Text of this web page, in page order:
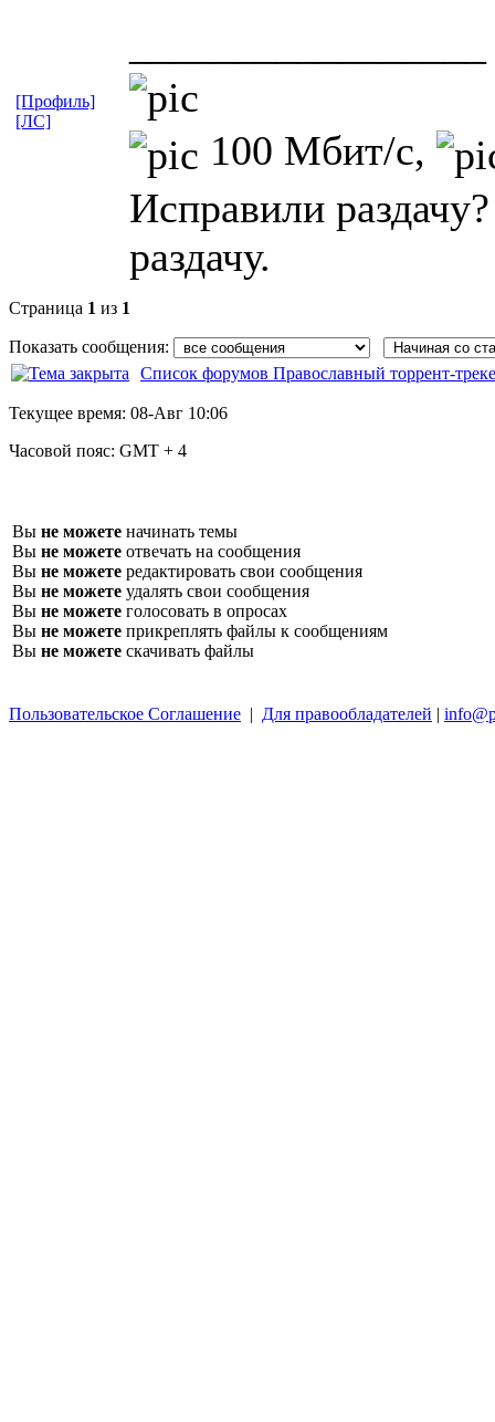
100 Мбит/с,
Исправили
раздачу.
[Профиль]
[ЛС]
Страница 1 из 1
Показать сообщения:
Список форумов Православный торрент-
Текущее время: 08-Авг 10:06
Часовой пояс: GMT + 4
Вы не можете начинать темы
Вы не можете отвечать на сообщения
Вы не можете редактировать свои сообщения
Вы не можете удалять свои сообщения
Вы не можете голосовать в опросах
Вы не можете прикреплять файлы к сообщениям
Вы не можете скачивать файлы
Пользовательское Соглашение | Для правообладателей |